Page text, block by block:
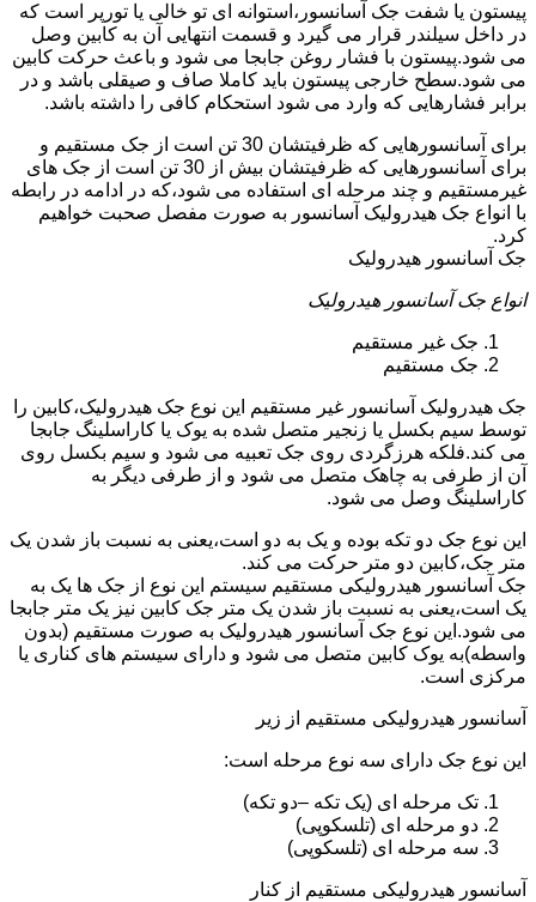
پیستون یا شفت جک آسانسور،استوانه ای تو خالی یا تورپر است که
در داخل سیلندر قرار می گیرد و قسمت انتهایی آن به کابین وصل
می شود.پیستون با فشار روغن جابجا می شود و باعث حرکت کابین
می شود.سطح خارجی پیستون باید کاملا صاف و صیقلی باشد و در
برابر فشارهایی که وارد می شود استحکام کافی را داشته باشد.
برای آسانسورهایی که ظرفیتشان 30 تن است از جک مستقیم و
برای آسانسورهایی که ظرفیتشان بیش از 30 تن است از جک های
غیرمستقیم و چند مرحله ای استفاده می شود،که در ادامه در رابطه
با انواع جک هیدرولیک آسانسور به صورت مفصل صحبت خواهیم
کرد.
جک آسانسور هیدرولیک
انواع جک آسانسور هیدرولیک
جک غیر مستقیم
جک مستقیم
جک هیدرولیک آسانسور غیر مستقیم این نوع جک هیدرولیک،کابین را
توسط سیم بکسل یا زنجیر متصل شده به یوک یا کاراسلینگ جابجا
می کند.فلکه هرزگردی روی جک تعبیه می شود و سیم بکسل روی
آن از طرفی به چاهک متصل می شود و از طرفی دیگر به
کاراسلینگ وصل می شود.
این نوع جک دو تکه بوده و یک به دو است،یعنی به نسبت باز شدن یک
متر جک،کابین دو متر حرکت می کند.
جک آسانسور هیدرولیکی مستقیم سیستم این نوع از جک ها یک به
یک است،یعنی به نسبت باز شدن یک متر جک کابین نیز یک متر جابجا
می شود.این نوع جک آسانسور هیدرولیک به صورت مستقیم (بدون
واسطه)به یوک کابین متصل می شود و دارای سیستم های کناری یا
مرکزی است.
آسانسور هیدرولیکی مستقیم از زیر
این نوع جک دارای سه نوع مرحله است:
تک مرحله ای (یک تکه –دو تکه)
دو مرحله ای (تلسکوپی)
سه مرحله ای (تلسکوپی)
آسانسور هیدرولیکی مستقیم از کنار